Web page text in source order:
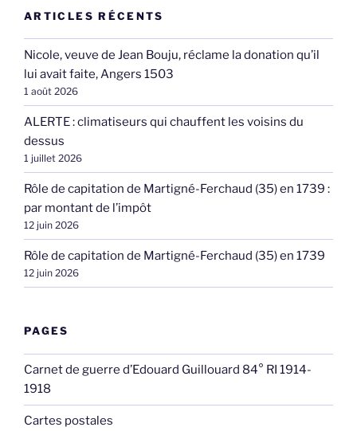
ARTICLES RÉCENTS
Nicole, veuve de Jean Bouju, réclame la donation qu’il
lui avait faite, Angers 1503
1 août 2026
ALERTE : climatiseurs qui chauffent les voisins du
dessus
1 juillet 2026
Rôle de capitation de Martigné-Ferchaud (35) en 1739 :
par montant de l’impôt
12 juin 2026
Rôle de capitation de Martigné-Ferchaud (35) en 1739
12 juin 2026
PAGES
Carnet de guerre d’Edouard Guillouard 84° RI 1914-
1918
Cartes postales